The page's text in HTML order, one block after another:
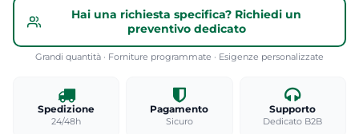
Hai una richiesta specifica? Richiedi un
preventivo dedicato
Grandi quantità · Forniture programmate · Esigenze personalizzate
Spedizione
24/48h
Pagamento
Sicuro
Supporto
Dedicato B2B